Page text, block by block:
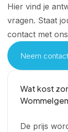
Hier vind je
vragen. Staat
contact met
Neem
Wat kost
De prijs